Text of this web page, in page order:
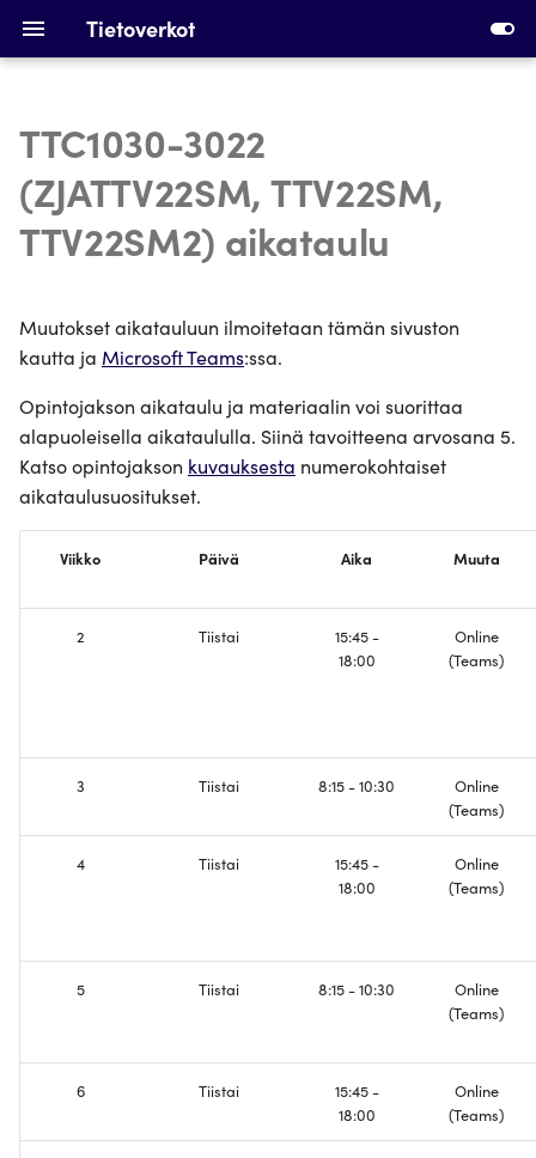
Tietoverkot
Johdatus tietoverkkoihin
Ethernet, Kytkentä and
VLANit
ARP
DHCP ja staattinen reititys
Laitteet ja kaapelointi
Silmukan havaitseminen,
TCP, UDP ja verkon
Palvelimet, Päätelaitteet ja
DNS nimipalvelujärjestelmä
Vaaditut asennukset
Ensimmäisen
virtuaalikoneen tekeminen
Aliverkkojen laskenta
Laitteiden osoitteistaminen
DHCP konfigurointi ja
Fyysinen osuus
Konfiguroi STP
Mitataan TCP ja UDP
Luodaan langatonta
TTC1030-3022
(ZJATTV22SM, TTV22SM,
TTV22SM2) aikataulu
Muutokset aikatauluun ilmoitetaan tämän sivuston
kautta ja Microsoft Teams:ssa.
Opintojakson aikataulu ja materiaalin voi suorittaa
alapuoleisella aikataululla. Siinä tavoitteena arvosana 5.
Katso opintojakson kuvauksesta numerokohtaiset
aikataulusuositukset.
Viikko Päivä Aika Muuta
2 Tiistai
15:45 -
18:00
Online
(Teams)
3 Tiistai 8:15 - 10:30
Online
(Teams)
4 Tiistai
15:45 -
18:00
Online
(Teams)
5 Tiistai 8:15 - 10:30
Online
(Teams)
6 Tiistai
15:45 -
18:00
Online
(Teams)